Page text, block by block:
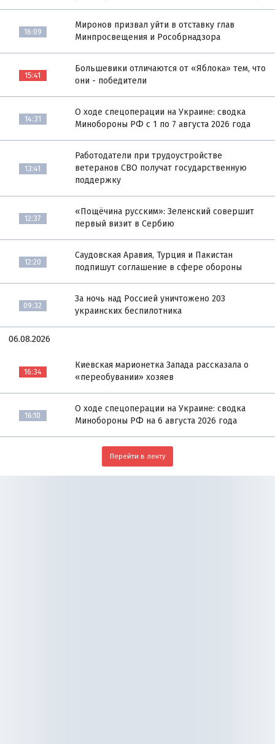
16:09
Миронов призвал уйти в отставку глав
Минпросвещения и Рособрнадзора
15:41
Большевики отличаются от «Яблока» тем, что
они - победители
14:31
О ходе спецоперации на Украине: сводка
Минобороны РФ с 1 по 7 августа 2026 года
13:41
Работодатели при трудоустройстве
ветеранов СВО получат государственную
поддержку
12:37
«Пощёчина русским»: Зеленский совершит
первый визит в Сербию
12:20
Саудовская Аравия, Турция и Пакистан
подпишут соглашение в сфере обороны
09:32
За ночь над Россией уничтожено 203
украинских беспилотника
06.08.2026
16:34
Киевская марионетка Запада рассказала о
«переобувании» хозяев
16:10
О ходе спецоперации на Украине: сводка
Минобороны РФ на 6 августа 2026 года
Перейти в ленту